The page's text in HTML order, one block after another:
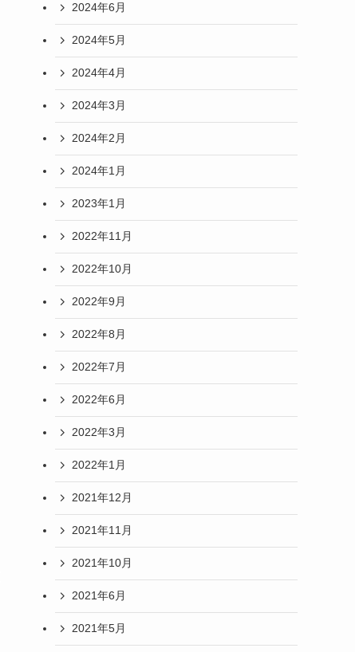
2024年6月
2024年5月
2024年4月
2024年3月
2024年2月
2024年1月
2023年1月
2022年11月
2022年10月
2022年9月
2022年8月
2022年7月
2022年6月
2022年3月
2022年1月
2021年12月
2021年11月
2021年10月
2021年6月
2021年5月